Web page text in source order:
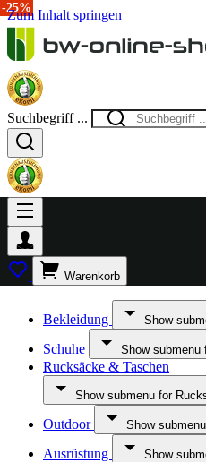
Zum Inhalt springen
Suchbegriff ...
Warenkorb
Bekleidung Show
Schuhe Show submenu
Rucksäcke & Taschen
Show submenu for
Outdoor Show
Ausrüstung Show
-40%
-25%